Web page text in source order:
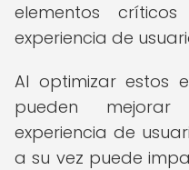
elementos
experiencia de
Al optimizar estos
pueden mejorar
experiencia de
a su vez puede